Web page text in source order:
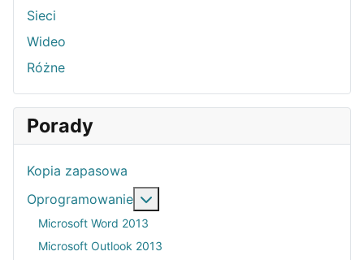
Sieci
Wideo
Różne
Porady
Kopia zapasowa
Oprogramowanie
Microsoft Word 2013
Microsoft Outlook 2013